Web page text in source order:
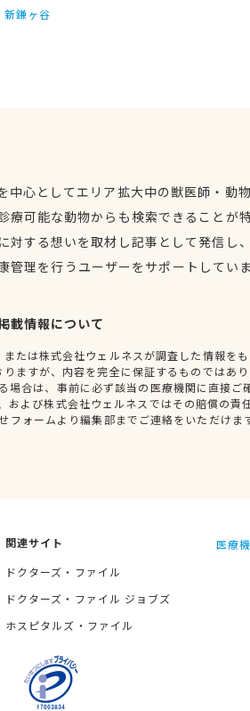
新鎌ヶ谷
中心としてエリア拡大中の獣医師・動
療可能な動物からも検索できることが
対する想いを取材し記事として発信し
管理を行うユーザーをサポートしてい
載情報について
たは株式会社ウェルネスが調査した情報を
ますが、内容を完全に保証するものではあ
場合は、事前に必ず該当の医療機関に直接ご
および株式会社ウェルネスではその賠償の責
フォームより編集部までご連絡をいただけま
関連サイト
ドクターズ・ファイル
ドクターズ・ファイル ジョブズ
ホスピタルズ・ファイル
医療